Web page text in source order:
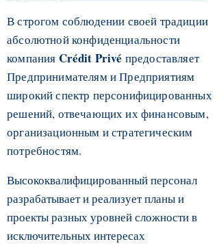
В строгом соблюдении своей традиции
абсолютной конфиденциальности
компания Crédit Privé предоставляет
Предпринимателям и Предприятиям
широкий спектр персонифицированных
решений, отвечающих их финансовым,
организационным и стратегическим
потребностям.
Высококвалифицированный персонал
разрабатывает и реализует планы и
проекты разных уровней сложности в
исключительных интересах